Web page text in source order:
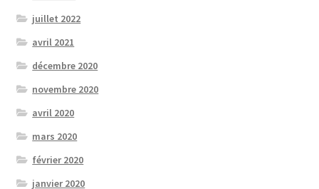
juillet 2022
avril 2021
décembre 2020
novembre 2020
avril 2020
mars 2020
février 2020
janvier 2020